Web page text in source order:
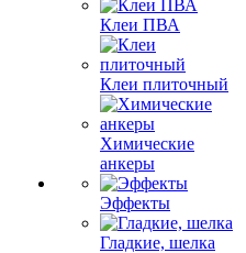
Клеи ПВА
Клеи плиточный
Химические
анкеры
Эффекты
Гладкие, шелка